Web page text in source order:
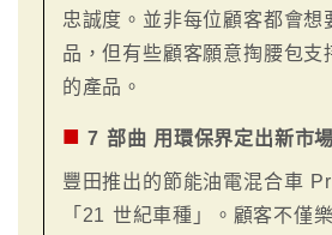
忠誠度。並非每位顧客都會想
品，但有些顧客願意掏腰包支
的產品。
■ 7 部曲 用環保界定出新市場
豐田推出的節能油電混合車
「21 世紀車種」。顧客不僅